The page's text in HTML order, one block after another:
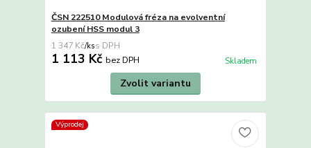
ČSN 222510 Modulová fréza na evolventní
ozubení HSS modul 3
1 347 Kč/ks
1 113 Kč bez DPH Skladem
Zvolit variantu
Výprodej